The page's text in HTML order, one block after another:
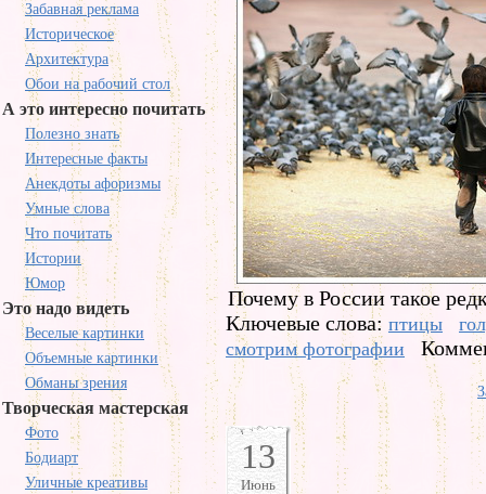
Забавная реклама
Историческое
Архитектура
Обои на рабочий стол
А это интересно почитать
Полезно знать
Интересные факты
Анекдоты афоризмы
Умные слова
Что почитать
Истории
Юмор
Это надо видеть
Веселые картинки
Объемные картинки
Обманы зрения
Творческая мастерская
Фото
Бодиарт
Уличные креативы
Почему в России такое
Ключевые слова: птицы
смотрим фотографии
13
Июнь